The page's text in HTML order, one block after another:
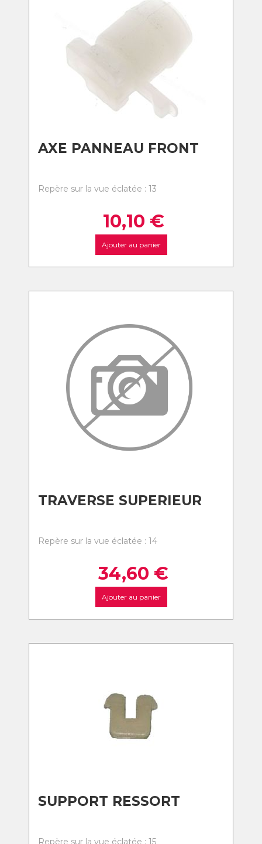
AXE PANNEAU FRONT
Repère sur la vue éclatée : 13
10,10 €
Ajouter au panier
TRAVERSE SUPERIEUR
Repère sur la vue éclatée : 14
34,60 €
Ajouter au panier
SUPPORT RESSORT
Repère sur la vue éclatée : 15